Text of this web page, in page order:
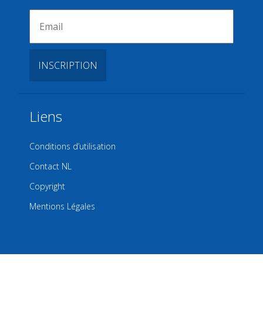
Liens
Conditions d’utilisation
Contact NL
Copyright
Mentions Légales